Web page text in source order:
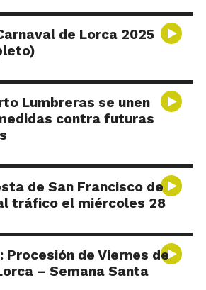
de Lorca 2025
Lumbreras se unen
contra futuras
de San Francisco de
tráfico el miércoles 28
Procesión de Viernes de
– Semana Santa